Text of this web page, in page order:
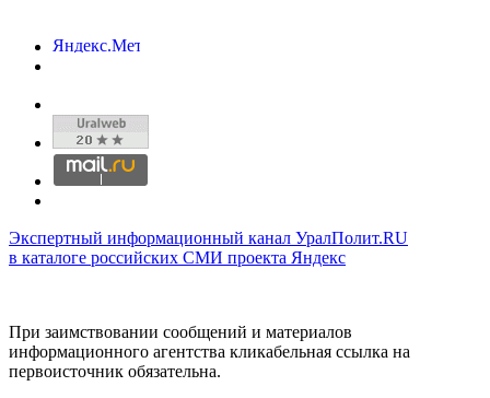
Экспертный информационный канал УралПолит.RU
в каталоге российских СМИ проекта Яндекс
При заимствовании сообщений и материалов
информационного агентства кликабельная ссылка на
первоисточник обязательна.